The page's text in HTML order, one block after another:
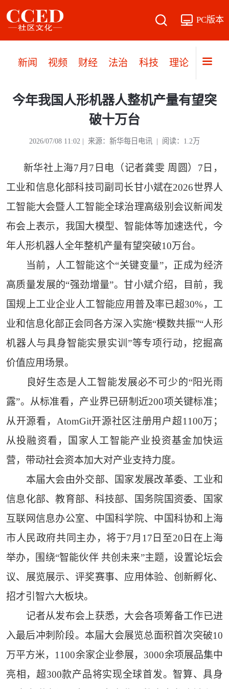
PC版本
新闻 视频 财经 法治 科技 理论 党建
今年我国人形机器人整机产量有望突
破十万台
2026/07/08 11:02 | 来源：新华每日电讯 | 阅读：1.2万
新华社上海7月7日电（记者龚雯 周圆）7日，
工业和信息化部科技司副司长甘小斌在2026世界人
工智能大会暨人工智能全球治理高级别会议新闻发
布会上表示，我国大模型、智能体等加速迭代，今
年人形机器人全年整机产量有望突破10万台。
当前，人工智能这个“关键变量”，正成为经济
高质量发展的“强劲增量”。甘小斌介绍，目前，我
国规上工业企业人工智能应用普及率已超30%，工
业和信息化部正会同各方深入实施“模数共振”“人形
机器人与具身智能实景实训”等专项行动，挖掘高
价值应用场景。
良好生态是人工智能发展必不可少的“阳光雨
露”。从标准看，产业界已研制近200项关键标准；
从开源看，AtomGit开源社区注册用户超1100万；
从投融资看，国家人工智能产业投资基金加快运
营，带动社会资本加大对产业支持力度。
本届大会由外交部、国家发展改革委、工业和
信息化部、教育部、科技部、国务院国资委、国家
互联网信息办公室、中国科学院、中国科协和上海
市人民政府共同主办，将于7月17日至20日在上海
举办，围绕“智能伙伴 共创未来”主题，设置论坛会
议、展览展示、评奖赛事、应用体验、创新孵化、
招才引智六大板块。
记者从发布会上获悉，大会各项筹备工作已进
入最后冲刺阶段。本届大会展览总面积首次突破10
万平方米，1100余家企业参展，3000余项展品集中
亮相，超300款产品将实现全球首发。智算、具身